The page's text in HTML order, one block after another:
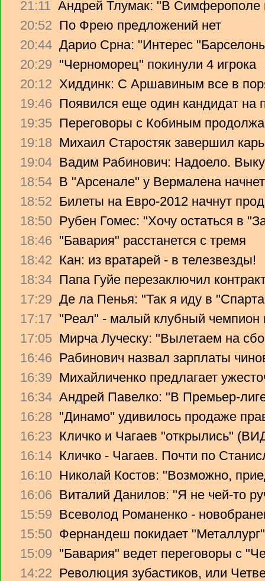
21:11 Андрей Тлумак: "В Симферополе
20:52 По Фрею предложений нет
20:44 Дарио Срна: "Интерес
20:29 "Черноморец" покинули 4 игрока
20:12 Хиддинк: С Аршавиным все в
19:46 Появился еще один кандидат на
19:35 Переговоры с Кобиным
19:18 Михаил Старостяк завершил
19:04 Вадим Рабинович: Надоело.
18:54 В "Арсенале" у Вермалена
18:52 Билеты на Евро-2012 начнут
18:50 Рубен Гомес: "Хочу остаться в
18:46 "Бавария" расстанется с тремя
18:42 Кан: из вратарей - в телезвезды!
18:34 Папа Гуйе перезаключил
17:29 Де ла Пенья: "Так я иду в
17:17 "Реал" - малый клубный чемпион
17:05 Мирча Луческу: "Вылетаем на
16:46 Рабинович назвал зарплаты
16:39 Михайличенко предлагает
16:34 Андрей Павелко: "В Премьер-
16:28 "Динамо" удивилось продаже
16:23 Кличко и Чагаев "открылись"
16:14 Кличко - Чагаев. Почти по
16:10 Николай Костов: "Возможно,
16:06 Виталий Данилов: "Я не чей-то
15:59 Всеволод Романенко -
15:50 Фернандеш покидает "Металлург"
15:09 "Бавария" ведет переговоры с
14:22 Революция зубастиков, или